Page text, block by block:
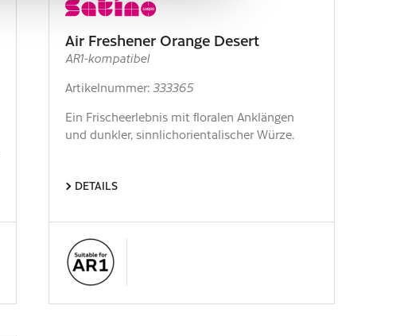
Air Freshener Orange Desert
AR1-kompatibel
Artikelnummer:333365
Ein Frischeerlebnis mit floralen Anklängen
und dunkler, sinnlichorientalischer Würze.
DETAILS